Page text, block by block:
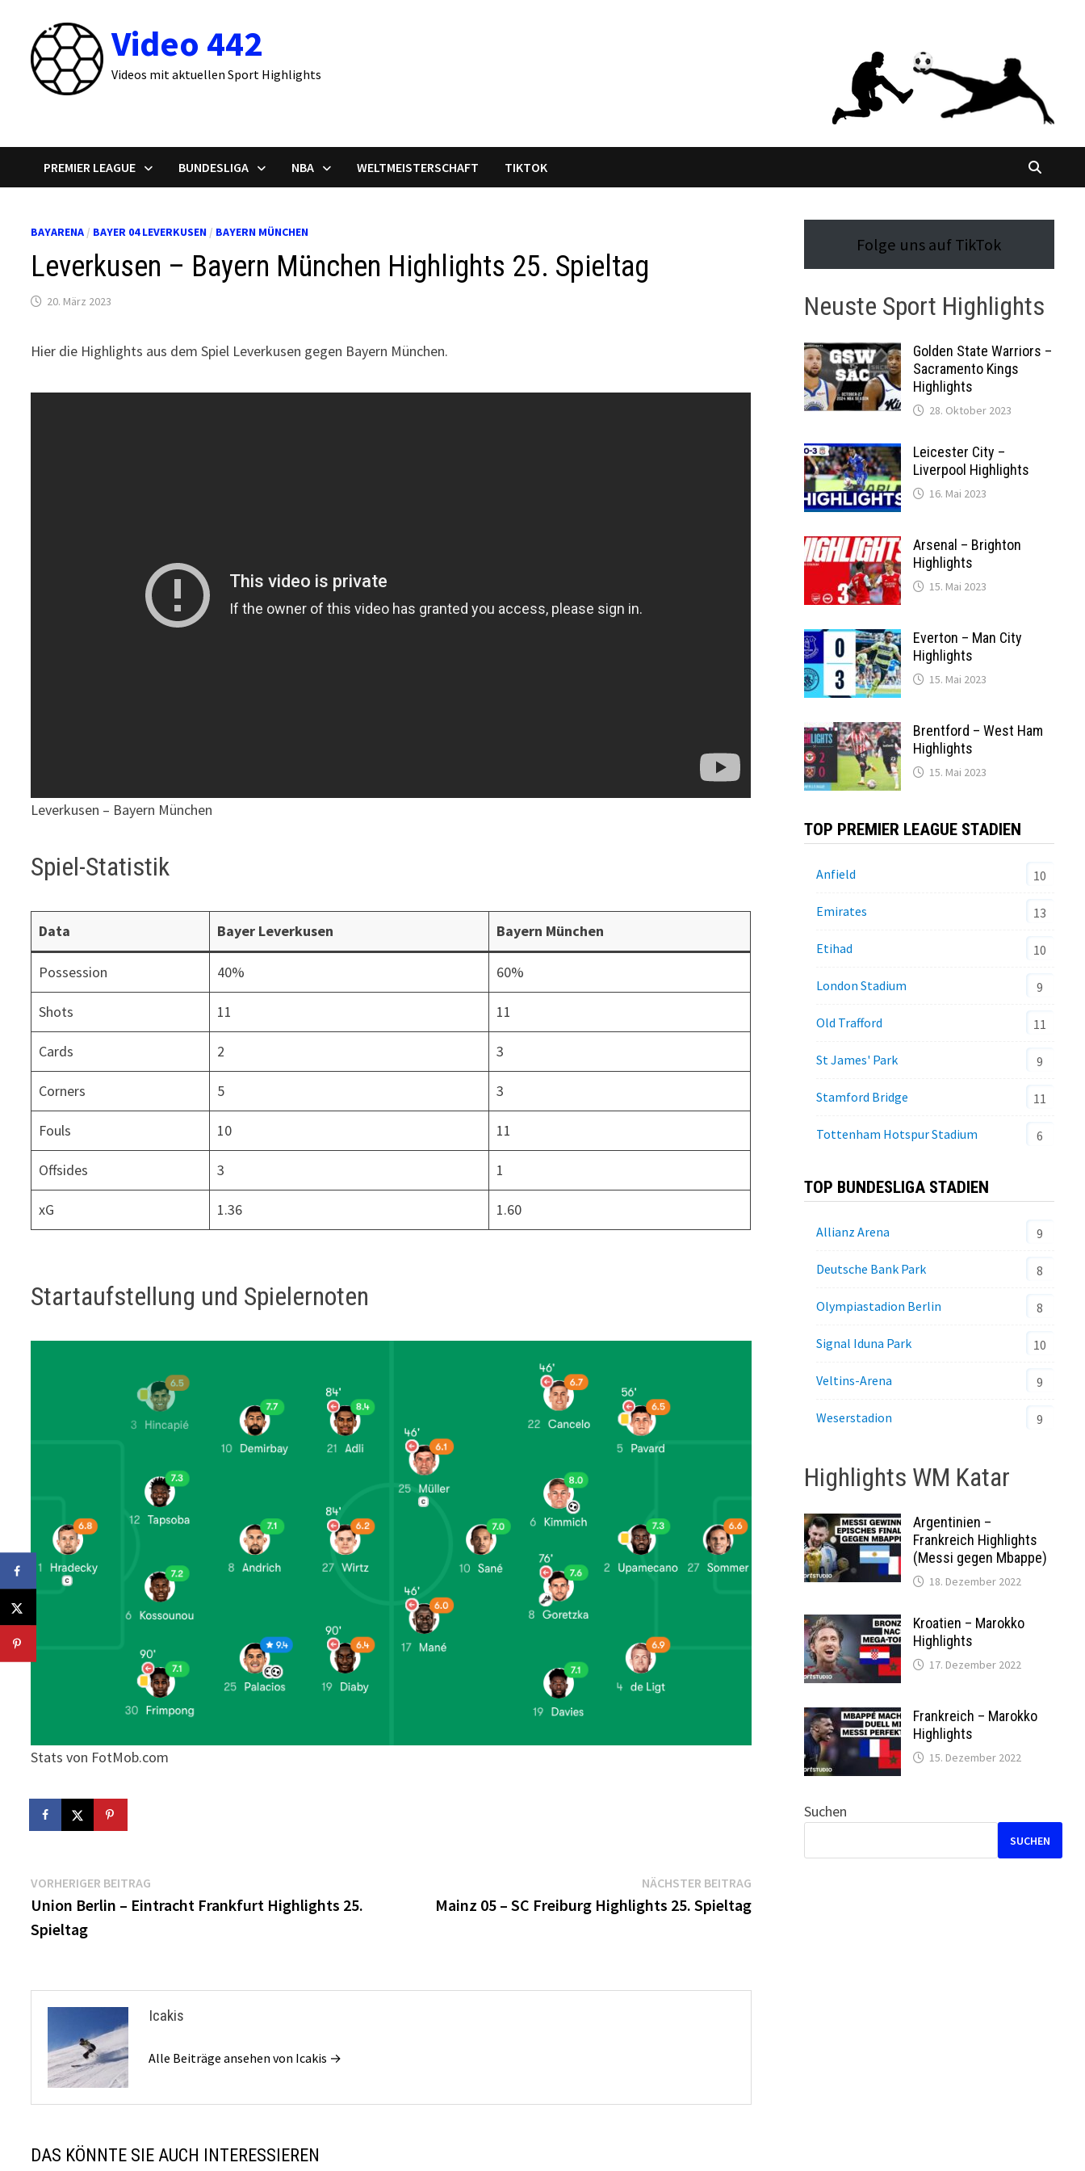
springen
Video 442
Videos mit aktuellen Sport Highlights
PREMIER LEAGUE BUNDESLIGA NBA WELTMEISTERSCHAFT TIKTOK
BAYARENA / BAYER 04 LEVERKUSEN / BAYERN MÜNCHEN
Leverkusen – Bayern München Highlights 25. Spieltag
20. März 2023
Hier die Highlights aus dem Spiel Leverkusen gegen Bayern München.
Leverkusen – Bayern München
Spiel-Statistik
Data Bayer Leverkusen Bayern München
Possession 40% 60%
Shots 11 11
Cards 2 3
Corners 5 3
Fouls 10 11
Offsides 3 1
xG 1.36 1.60
Startaufstellung und Spielernoten
Stats von FotMob.com
Beitragsnavigation
VORHERIGER BEITRAG
Beitrag:
Union Berlin – Eintracht Frankfurt Highlights 25.
Spieltag
NÄCHSTER BEITRAGNächster
Beitrag:
Mainz 05 – SC Freiburg Highlights 25. Spieltag
Icakis
Alle Beiträge ansehen von Icakis →
DAS KÖNNTE SIE AUCH INTERESSIEREN
Folge uns auf TikTok
Neuste Sport Highlights
Golden State Warriors –
Sacramento Kings
Highlights
28. Oktober 2023
Leicester City –
Liverpool Highlights
16. Mai 2023
Arsenal – Brighton
Highlights
15. Mai 2023
Everton – Man City
Highlights
15. Mai 2023
Brentford – West Ham
Highlights
15. Mai 2023
TOP PREMIER LEAGUE STADIEN
Anfield 10
Emirates 13
Etihad 10
London Stadium 9
Old Trafford 11
St James' Park 9
Stamford Bridge 11
Tottenham Hotspur Stadium 6
TOP BUNDESLIGA STADIEN
Allianz Arena 9
Deutsche Bank Park 8
Olympiastadion Berlin 8
Signal Iduna Park 10
Veltins-Arena 9
Weserstadion 9
Highlights WM Katar
Argentinien –
Frankreich Highlights
(Messi gegen Mbappe)
18. Dezember 2022
Kroatien – Marokko
Highlights
17. Dezember 2022
Frankreich – Marokko
Highlights
15. Dezember 2022
Suchen
SUCHEN